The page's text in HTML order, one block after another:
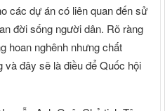
các dự án có liên quan đến sử
đời sống người dân. Rõ ràng
hoan nghênh nhưng chất
đây sẽ là điều để Quốc hội